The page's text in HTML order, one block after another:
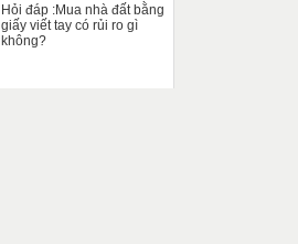
Hỏi đáp :Mua nhà đất bằng
giấy viết tay có rủi ro gì
không?